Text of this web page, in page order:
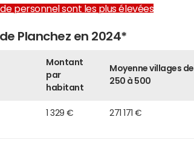
personnel sont les plus élevées
Planchez en 2024*
Montant
par
habitant
Moyenne villages de
250 à 500
1 329 € 271 171 €